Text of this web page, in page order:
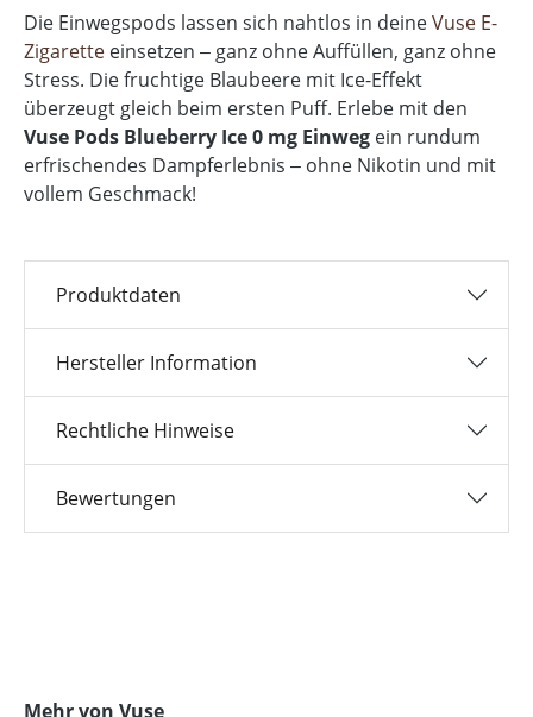
Die Einwegspods lassen sich nahtlos in deineVuse E-
Zigarette einsetzen ‒ ganz ohne Auffüllen, ganz ohne
Stress. Die fruchtige Blaubeere mit Ice-Effekt
überzeugt gleich beim ersten Puff. Erlebe mit den
Vuse Pods Blueberry Ice 0 mg Einweg ein rundum
erfrischendes Dampferlebnis ‒ ohne Nikotin und mit
vollem Geschmack!
Produktdaten
Hersteller Information
Rechtliche Hinweise
Bewertungen
Produktgalerie überspringen
Mehr von Vuse